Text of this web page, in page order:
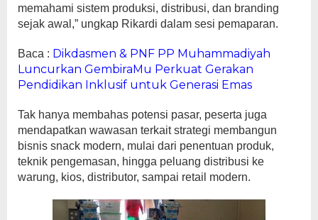
memahami sistem produksi, distribusi, dan branding
sejak awal,” ungkap Rikardi dalam sesi pemaparan.
Baca : Dikdasmen & PNF PP Muhammadiyah
Luncurkan GembiraMu Perkuat Gerakan
Pendidikan Inklusif untuk Generasi Emas
Tak hanya membahas potensi pasar, peserta juga
mendapatkan wawasan terkait strategi membangun
bisnis snack modern, mulai dari penentuan produk,
teknik pengemasan, hingga peluang distribusi ke
warung, kios, distributor, sampai retail modern.